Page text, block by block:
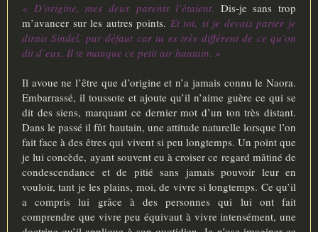
« D’origine, mes deux parents l’étaient. Dis-je sans trop
m’avancer sur les autres points. Et toi, si je devais parier je
dirais Sindel, par défaut car tu es très différent de ce qu’on
dit d’eux. Il te manque ce petit air hautain. »
Il avoue ne l’être que d’origine et n’a jamais connu le Naora.
Embarrassé, il toussote et ajoute qu’il n’aime guère ce qui se
dit des siens, marquant ce dernier mot d’un ton très distant.
Dans le passé il fût hautain, une attitude naturelle lorsque l’on
fait face à des êtres qui vivent si peu longtemps. Un point que
je lui concède, ayant souvent eu à croiser ce regard mâtiné de
condescendance et de pitié sans jamais pouvoir leur en
vouloir, tant je les plains, moi, de vivre si longtemps. Ce qu’il
a compris lui grâce à des personnes qui lui ont fait
comprendre que vivre peu équivaut à vivre intensément, une